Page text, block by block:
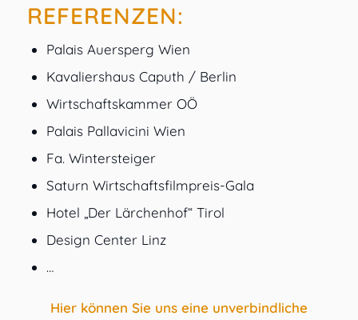
REFERENZEN:
Palais Auersperg Wien
Kavaliershaus Caputh / Berlin
Wirtschaftskammer OÖ
Palais Pallavicini Wien
Fa. Wintersteiger
Saturn Wirtschaftsfilmpreis-Gala
Hotel „Der Lärchenhof“ Tirol
Design Center Linz
…
Hier können Sie uns eine unverbindliche